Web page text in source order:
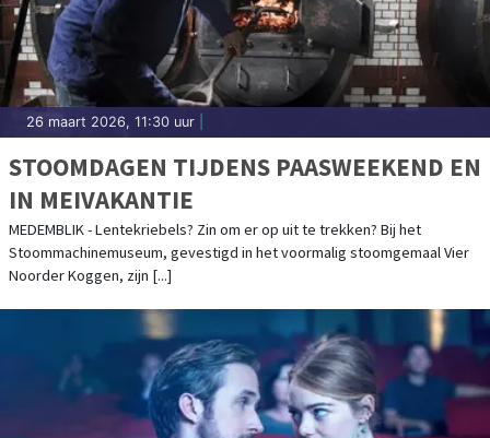
26 maart 2026, 11:30 uur
STOOMDAGEN TIJDENS PAASWEEKEND EN
IN MEIVAKANTIE
MEDEMBLIK - Lentekriebels? Zin om er op uit te trekken? Bij het
Stoommachinemuseum, gevestigd in het voormalig stoomgemaal Vier
Noorder Koggen, zijn [...]